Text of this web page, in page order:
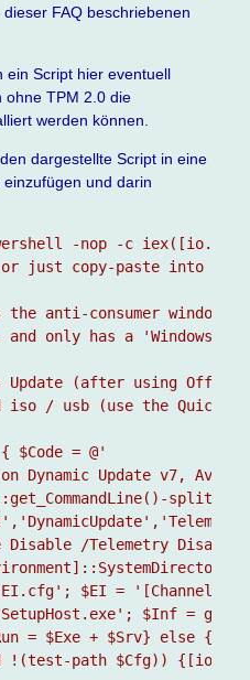
FAQ beschriebenen
ein Script hier eventuell
ohne TPM 2.0 die
werden können.
dargestellte Script in eine
und darin
-nop -c
just copy-paste into
anti-consumer
only has a 'Windows
Update (after using
iso / usb (use the
$Code = @'
Dynamic Update v7, AveYo
Disable /Telemetry
$EI = '[Channel]'
$Inf =
= $Exe + $Srv} else
!(test-path $Cfg))